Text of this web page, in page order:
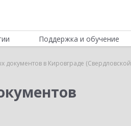
Поддержка и обучение
документов в Кировграде